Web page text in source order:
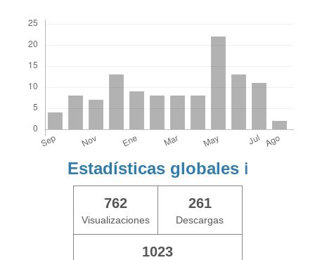
Estadísticas globales ℹ️
762
Visualizaciones
261
Descargas
1023